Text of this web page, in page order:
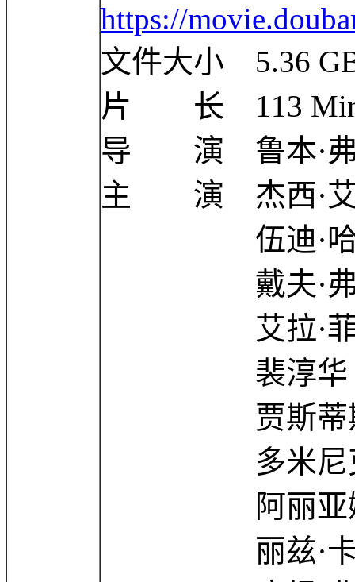
https://
文件大小 5.36
片 长 113
导 演 鲁本·弗雷
主 演 杰西·艾森
伍迪·哈里森
戴夫·弗兰
艾拉·菲舍
裴淳华
贾斯蒂斯·史
多米尼克·塞
阿丽亚娜·格
丽兹·卡潘